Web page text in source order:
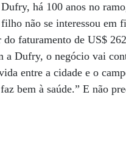
há 100 anos no
não se interessou em
faturamento de US$
a Dufry, o negócio vai
entre a cidade e o
bem à saúde.” E não